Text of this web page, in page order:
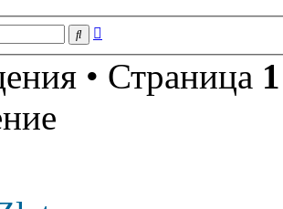
Поиск
• Страница 1